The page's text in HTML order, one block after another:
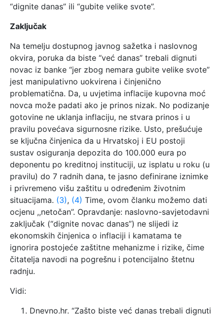
“dignite danas” ili “gubite velike svote”.
Zaključak
Na temelju dostupnog javnog sažetka i naslovnog
okvira, poruka da biste “već danas” trebali dignuti
novac iz banke “jer zbog nemara gubite velike svote”
jest manipulativno uokvirena i činjenično
problematična. Da, u uvjetima inflacije kupovna moć
novca može padati ako je prinos nizak. No podizanje
gotovine ne uklanja inflaciju, ne stvara prinos i u
pravilu povećava sigurnosne rizike. Usto, prešućuje
se ključna činjenica da u Hrvatskoj i EU postoji
sustav osiguranja depozita do 100.000 eura po
deponentu po kreditnoj instituciji, uz isplatu u roku (u
pravilu) do 7 radnih dana, te jasno definirane iznimke
i privremeno višu zaštitu u određenim životnim
situacijama. (3), (4) Time, ovom članku možemo dati
ocjenu ,,netočan”. Opravdanje: naslovno-savjetodavni
zaključak (“dignite novac danas”) ne slijedi iz
ekonomskih činjenica o inflaciji i kamatama te
ignorira postojeće zaštitne mehanizme i rizike, čime
čitatelja navodi na pogrešnu i potencijalno štetnu
radnju.
Vidi:
Dnevno.hr. “Zašto biste već danas trebali dignuti